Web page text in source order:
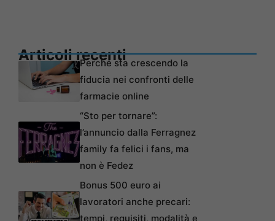
Articoli recentiPerché sta crescendo la
fiducia nei confronti delle
farmacie online
“Sto per tornare”:
l’annuncio dalla Ferragnez
family fa felici i fans, ma
non è Fedez
Bonus 500 euro ai
lavoratori anche precari:
tempi, requisiti, modalità e